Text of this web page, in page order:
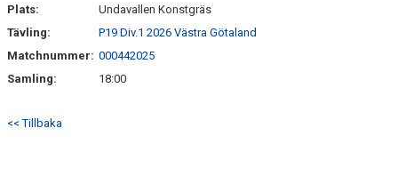
BILDGALLERI
Plats:
Undavallen Konstgräs
Tävling:
P19 Div.1 2026 Västra Götaland
Matchnummer: 000442025
Samling:
18:00
<< Tillbaka